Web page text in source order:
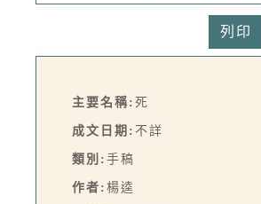
列印
主要名稱: 死
成文日期: 不詳
類別: 手稿
作者: 楊逵